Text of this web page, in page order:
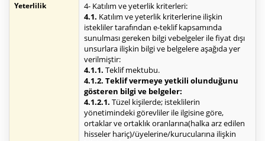
Yeterlilik
4- Katılım ve yeterlik kriterleri:
4.1. Katılım ve yeterlik kriterlerine ilişkin
istekliler tarafından e-teklif kapsamında
sunulması gereken bilgi vebelgeler ile fiyat dışı
unsurlara ilişkin bilgi ve belgelere aşağıda yer
verilmiştir:
4.1.1. Teklif mektubu.
4.1.2. Teklif vermeye yetkili olunduğunu
gösteren bilgi ve belgeler:
4.1.2.1. Tüzel kişilerde; isteklilerin
yönetimindeki görevliler ile ilgisine göre,
ortaklar ve ortaklık oranlarına(halka arz edilen
hisseler hariç)/üyelerine/kurucularına ilişkin